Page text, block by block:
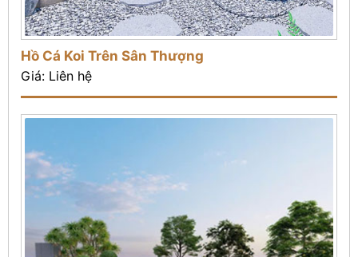
Hồ Cá Koi Trên Sân Thượng
Giá: Liên hệ